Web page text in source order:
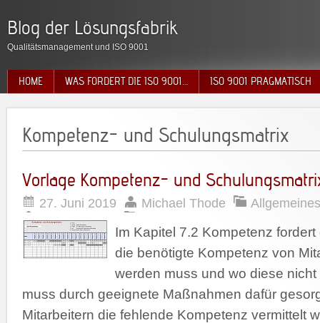
Blog der Lösungsfabrik
Qualitätsmanagement und ISO 9001
HOME WAS FORDERT DIE ISO 9001… ISO 9001 PRAGMATISCH
Kompetenz- und Schulungsmatrix
Vorlage Kompetenz- und
27. Juni 2019 Michael Thode Allgemeines
Im Kapitel 7.2 Kompetenz
die benötigte Kompetenz von
werden muss und wo diese
muss durch geeignete Maßnahmen dafür
Mitarbeitern die fehlende Kompetenz vermittelt